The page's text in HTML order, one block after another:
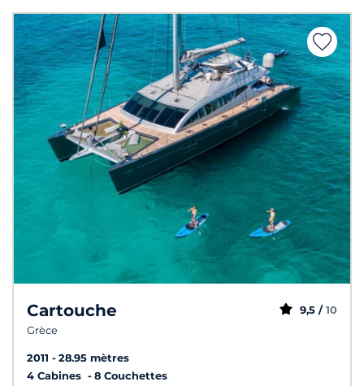
Cartouche
Grèce
9,5 / 10
2011
28.95 mètres
4 Cabines
8 Couchettes